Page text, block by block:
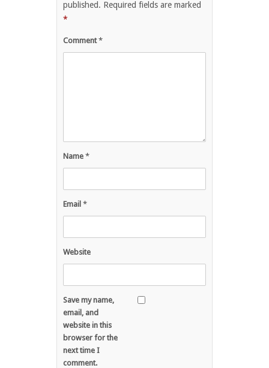
published. Required fields are marked
*
Comment*
Name *
Email *
Website
Save my name,
email, and
website in this
browser for the
next time I
comment.